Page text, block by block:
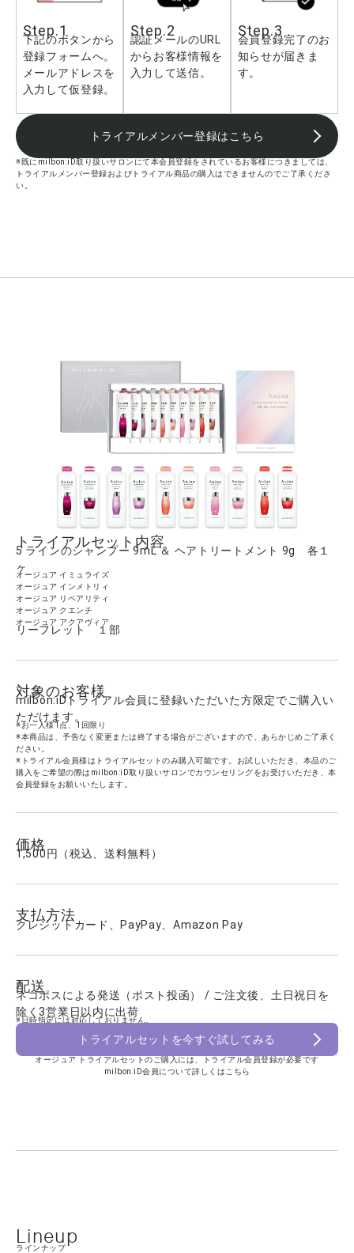
Step.1
下記のボタンから
登録フォームへ。
メールアドレスを
入力して仮登録。
Step.2
認証メールのURL
からお客様情報を
入力して送信。
Step.3
会員登録完了のお
知らせが届きま
す。
トライアルメンバー登録はこちら
※既にmilbon:iD取り扱いサロンにて本会員登録をされているお客様につきましては、
トライアルメンバー登録およびトライアル商品の購入はできませんのでご了承くださ
い。
トライアルセット内容
5 ラインのシャンプー 9mL ＆ ヘアトリートメント 9g 各１
ヶ
オージュア イミュライズ
オージュア インメトリィ
オージュア リペアリティ
オージュア クエンチ
オージュア アクアヴィア
リーフレット １部
対象のお客様
milbon:iDトライアル会員に登録いただいた方限定でご購入い
ただけます。
※お一人様1点、1回限り
※本商品は、予告なく変更または終了する場合がございますので、あらかじめご了承く
ださい。
※トライアル会員様はトライアルセットのみ購入可能です。お試しいただき、本品のご
購入をご希望の際はmilbon:iD取り扱いサロンでカウンセリングをお受けいただき、本
会員登録をお願いいたします。
価格
1,500円（税込、送料無料）
支払方法
クレジットカード、PayPay、Amazon Pay
配送
ネコポスによる発送（ポスト投函） / ご注文後、土日祝日を
除く3営業日以内に出荷
※日時指定には対応しておりません。
トライアルセットを今すぐ試してみる
オージュア トライアルセットのご購入には、トライアル会員登録が必要です
milbon:iD会員について詳しくはこちら
Lineup
ラインナップ